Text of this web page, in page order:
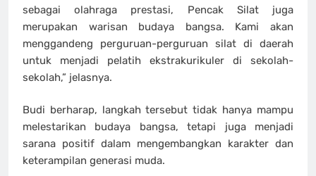
sebagai olahraga prestasi, Pencak Silat juga
merupakan warisan budaya bangsa. Kami akan
menggandeng perguruan-perguruan silat di daerah
untuk menjadi pelatih ekstrakurikuler di sekolah-
sekolah,” jelasnya.
Budi berharap, langkah tersebut tidak hanya mampu
melestarikan budaya bangsa, tetapi juga menjadi
sarana positif dalam mengembangkan karakter dan
keterampilan generasi muda.